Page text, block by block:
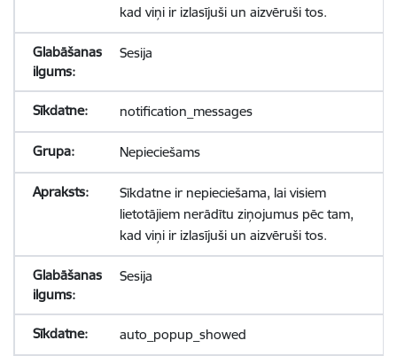
kad viņi ir izlasījuši un aizvēruši tos.
Sesija
notification_messages
Nepieciešams
Sīkdatne ir nepieciešama, lai visiem
lietotājiem nerādītu ziņojumus pēc tam,
kad viņi ir izlasījuši un aizvēruši tos.
Sesija
auto_popup_showed